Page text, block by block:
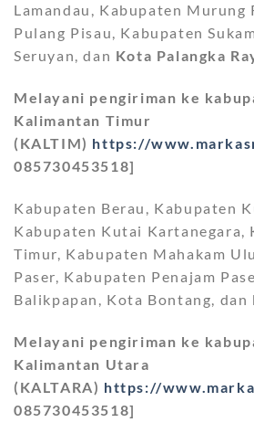
Lamandau, Kabupaten Murung
Pulang Pisau, Kabupaten
Seruyan, dan Kota Palangka
Melayani pengiriman ke
Kalimantan Timur
(KALTIM) https://
085730453518]
Kabupaten Berau, Kabupaten
Kabupaten Kutai Kartanegara,
Timur, Kabupaten Mahakam
Paser, Kabupaten Penajam
Balikpapan, Kota Bontang, dan
Melayani pengiriman ke
Kalimantan Utara
(KALTARA) https://
085730453518]